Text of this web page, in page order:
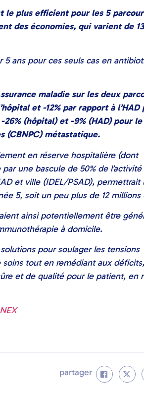
le plus efficient pour les 5
des économies, qui varient de
ans pour ces seuls cas en
maladie sur les deux
et -12% par rapport à l’HAD
26% (hôpital)et -9% (HAD)pour le
(CBNPC) métastatique.
en réserve hospitalière (dont
une bascule de 50% de
et ville (IDEL/PSAD), permettrait
5, soit un peu plus de 12 millions
ainsi potentiellement être
à domicile.
pour soulager les tensions
soins tout en remédiant aux
et de qualité pour le patient, en
partager